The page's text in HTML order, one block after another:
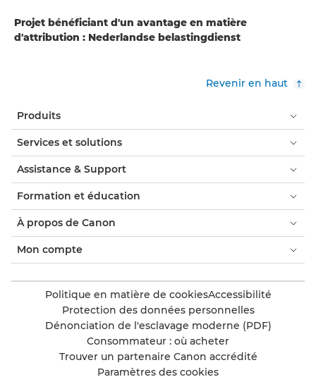
Projet bénéficiant d'un avantage en matière
d'attribution : Nederlandse belastingdienst
Revenir en haut
Produits
Services et solutions
Assistance & Support
Formation et éducation
À propos de Canon
Mon compte
Politique en matière de cookiesAccessibilité
Protection des données personnelles
Dénonciation de l'esclavage moderne (PDF)
Consommateur : où acheter
Trouver un partenaire Canon accrédité
Paramètres des cookies